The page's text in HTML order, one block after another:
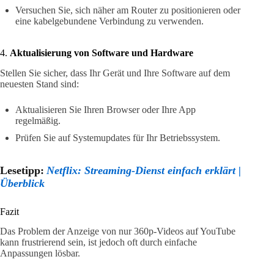
Versuchen Sie, sich näher am Router zu positionieren oder
eine kabelgebundene Verbindung zu verwenden.
4. Aktualisierung von Software und Hardware
Stellen Sie sicher, dass Ihr Gerät und Ihre Software auf dem
neuesten Stand sind:
Aktualisieren Sie Ihren Browser oder Ihre App
regelmäßig.
Prüfen Sie auf Systemupdates für Ihr Betriebssystem.
Lesetipp: Netflix: Streaming-Dienst einfach erklärt |
Überblick
Fazit
Das Problem der Anzeige von nur 360p-Videos auf YouTube
kann frustrierend sein, ist jedoch oft durch einfache
Anpassungen lösbar.